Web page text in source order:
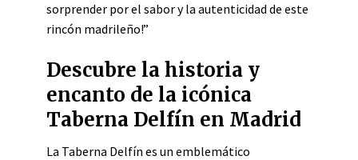
sorprender por el sabor y la autenticidad de este
rincón madrileño!”
Descubre la historia y
encanto de la icónica
Taberna Delfín en Madrid
La Taberna Delfín es un emblemático